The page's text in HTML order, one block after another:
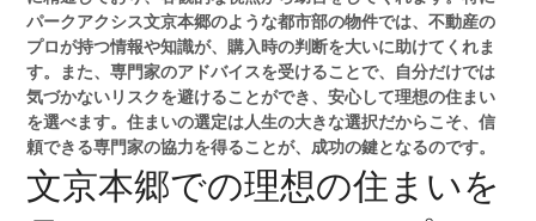
パークアクシス文京本郷のような都市部の物件では、不動産の
プロが持つ情報や知識が、購入時の判断を大いに助けてくれま
す。また、専門家のアドバイスを受けることで、自分だけでは
気づかないリスクを避けることができ、安心して理想の住まい
を選べます。住まいの選定は人生の大きな選択だからこそ、信
頼できる専門家の協力を得ることが、成功の鍵となるのです。
文京本郷での理想の住まいを